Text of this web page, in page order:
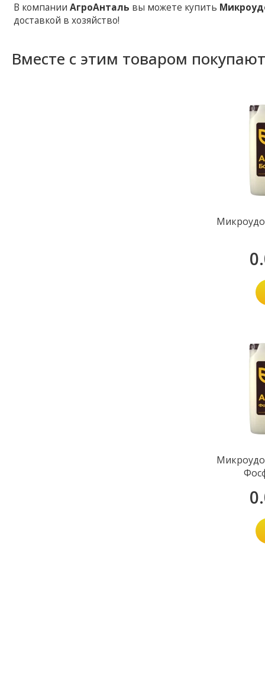
В компанииАгроАнталь вы можете купить
доставкой в хозяйство!
Вместе с этим товаром покупают